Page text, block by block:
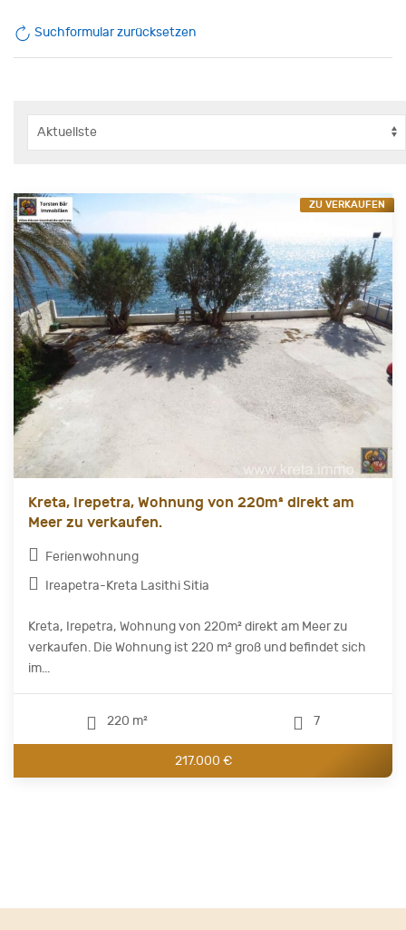
Suchformular zurücksetzen
Kreta, Irepetra, Wohnung von 220m² direkt am
Meer zu verkaufen.
Ferienwohnung
Ireapetra-Kreta Lasithi Sitia
Kreta, Irepetra, Wohnung von 220m² direkt am Meer zu
verkaufen. Die Wohnung ist 220 m² groß und befindet sich
im...
220 m² 7
217.000 €
ZU VERKAUFEN